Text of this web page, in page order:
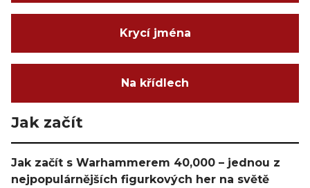
Krycí jména
Na křídlech
Jak začít
Jak začít s Warhammerem 40,000 – jednou z
nejpopulárnějších figurkových her na světě